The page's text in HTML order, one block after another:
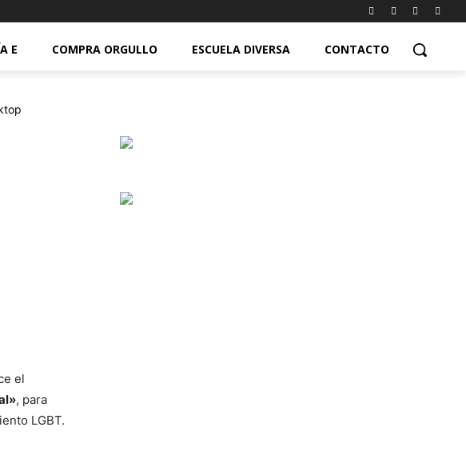
E COMPRA ORGULLO ESCUELA DIVERSA CONTACTO
el
, para
LGBT.